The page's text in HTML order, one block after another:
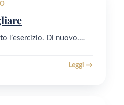
l’esercizio. Di nuovo.…
Leggi →